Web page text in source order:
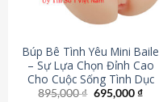
thể
chọn
trên
trang
Búp Bê Tình Yêu Mini Baile
– Sự Lựa Chọn Đỉnh Cao
Cho Cuộc Sống Tình Dục
895,000₫ Giá
695,000₫Giá